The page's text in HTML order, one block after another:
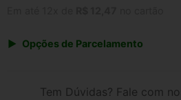
Opções de Parcelamento
Tem Dúvidas? Fale com